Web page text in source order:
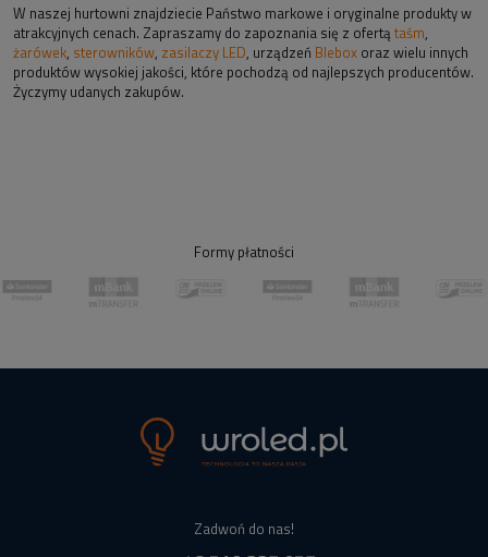
W naszej hurtowni znajdziecie Państwo markowe i oryginalne produkty w
atrakcyjnych cenach. Zapraszamy do zapoznania się z ofertą taśm,
żarówek, sterowników, zasilaczy LED, urządzeń Blebox oraz wielu innych
produktów wysokiej jakości, które pochodzą od najlepszych producentów.
Życzymy udanych zakupów.
Formy płatności
Zadwoń do nas!